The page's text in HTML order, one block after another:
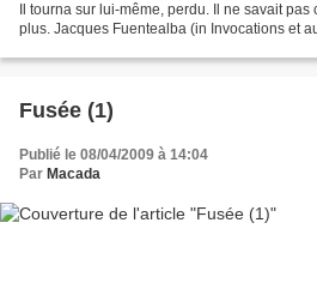
Il tourna sur lui-même, perdu. Il ne savait pas
plus. Jacques Fuentealba (in Invocations et
Fusée (1)
Publié le 08/04/2009 à 14:04
Par Macada